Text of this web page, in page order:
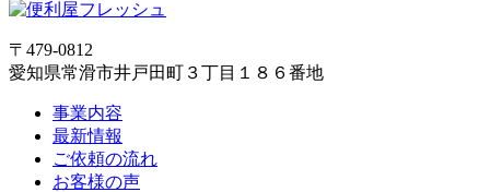
〒479-0812
愛知県常滑市井戸田町３丁目１８６番地
事業内容
最新情報
ご依頼の流れ
お客様の声